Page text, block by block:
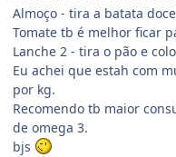
Almoço - tira a batata
Tomate tb é melhor ficar
Lanche 2 - tira o pão e
Eu achei que estah com
por kg.
Recomendo tb maior
de omega 3.
bjs